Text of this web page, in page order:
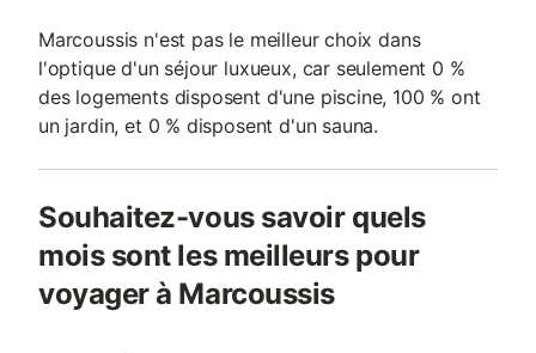
Marcoussis n'est pas le meilleur choix dans
l'optique d'un séjour luxueux, car seulement 0 %
des logements disposent d'une piscine, 100 % ont
un jardin, et 0 % disposent d'un sauna.
Souhaitez-vous savoir quels
mois sont les meilleurs pour
voyager à Marcoussis